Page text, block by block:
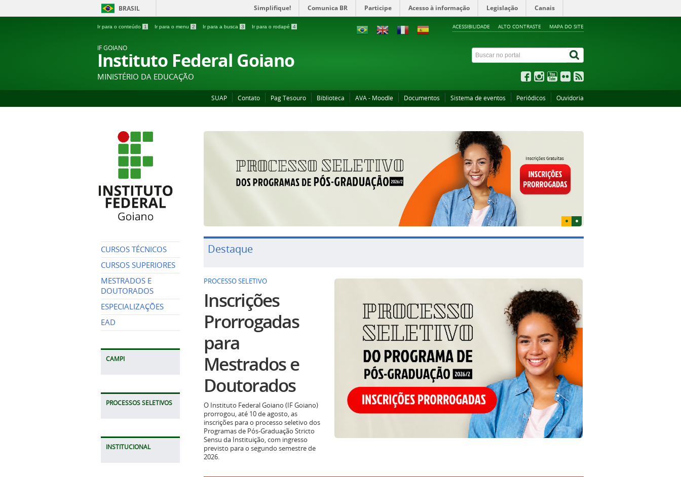
BRASIL Simplifique! Comunica BR Participe Acesso à informação Legislação Canais
Ir para o conteúdo 1 Ir para o menu 2 Ir para a busca 3 Ir para o rodapé 4 ACESSIBILIDADE ALTO CONTRASTE MAPA DO SITE
IF GOIANO
Instituto Federal Goiano
MINISTÉRIO DA EDUCAÇÃO
SUAP Contato Pag Tesouro Biblioteca AVA - Moodle Documentos Sistema de eventos Periódicos Ouvidoria
CURSOS TÉCNICOS
CURSOS SUPERIORES
MESTRADOS E
DOUTORADOS
ESPECIALIZAÇÕES
EAD
CAMPI
PROCESSOS SELETIVOS
INSTITUCIONAL
Destaque
PROCESSO SELETIVO
Inscrições
Prorrogadas
para
Mestrados e
Doutorados
O Instituto Federal Goiano (IF Goiano)
prorrogou, até 10 de agosto, as
inscrições para o processo seletivo dos
Programas de Pós-Graduação Stricto
Sensu da Instituição, com ingresso
previsto para o segundo semestre de
2026.